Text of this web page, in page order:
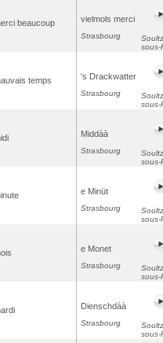
beaucoup vielmols merci
Strasbourg
sous-
temps 's Drackwatter
Strasbourg
sous-
Middàà
Strasbourg
sous-
e Minüt
Strasbourg
sous-
e Monet
Strasbourg
sous-
Dienschdàà
Strasbourg
sous-